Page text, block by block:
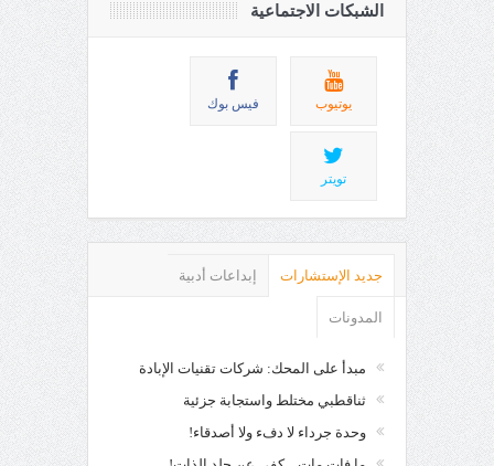
الشبكات الاجتماعية
يوتيوب فيس بوك
تويتر
جديد الإستشارات إبداعات أدبية
المدونات
مبدأ على المحك: شركات تقنيات الإبادة
ثناقطبي مختلط واستجابة جزئية
وحدة جرداء لا دفء ولا أصدقاء!